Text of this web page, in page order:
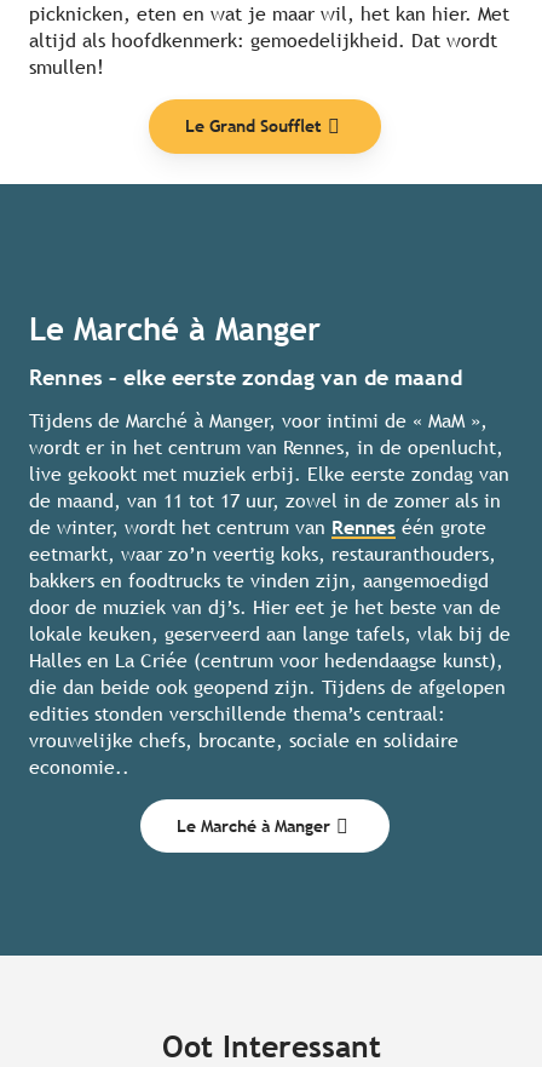
picknicken, eten en wat je maar wil, het kan hier. Met
altijd als hoofdkenmerk: gemoedelijkheid. Dat wordt
smullen!
Le Grand Soufflet
Le Marché à Manger
Rennes – elke eerste zondag van de maand
Tijdens de Marché à Manger, voor intimi de « MaM »,
wordt er in het centrum van Rennes, in de openlucht,
live gekookt met muziek erbij. Elke eerste zondag van
de maand, van 11 tot 17 uur, zowel in de zomer als in
de winter, wordt het centrum van Rennes één grote
eetmarkt, waar zo’n veertig koks, restauranthouders,
bakkers en foodtrucks te vinden zijn, aangemoedigd
door de muziek van dj’s. Hier eet je het beste van de
lokale keuken, geserveerd aan lange tafels, vlak bij de
Halles en La Criée (centrum voor hedendaagse kunst),
die dan beide ook geopend zijn. Tijdens de afgelopen
edities stonden verschillende thema’s centraal:
vrouwelijke chefs, brocante, sociale en solidaire
economie..
Le Marché à Manger
Oot Interessant